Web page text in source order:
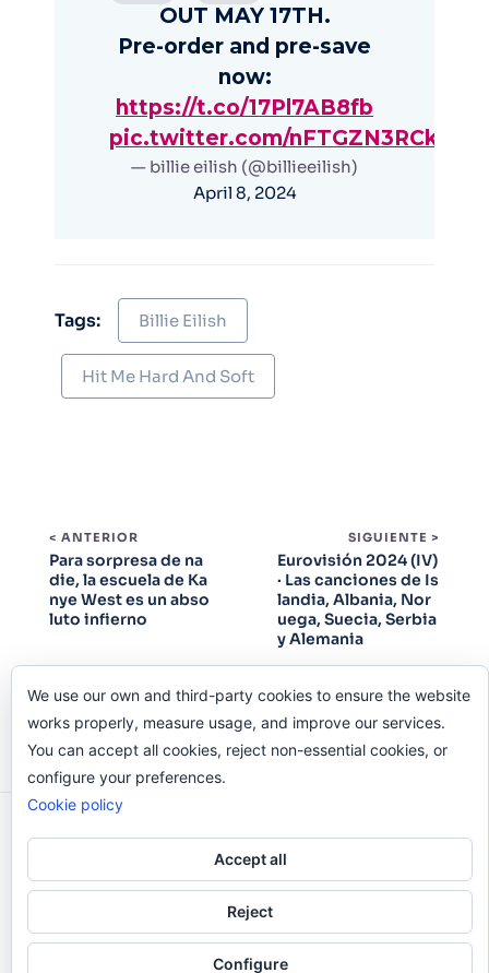
OUT MAY 17TH.
Pre-order and pre-save
now:
https://t.co/17Pl7AB8fb
pic.twitter.com/nFTGZN3RCk
— billie eilish (@billieeilish)
April 8, 2024
Tags: Billie Eilish
Hit Me Hard And Soft
< ANTERIOR
Para sorpresa de na
die, la escuela de Ka
nye West es un abso
luto infierno
SIGUIENTE >
Eurovisión 2024 (IV)
· Las canciones de Is
landia, Albania, Nor
uega, Suecia, Serbia
y Alemania
Odi O'Malley © 2016-2025. Todos Los Derechos
Reservados.
We use our own and third-party cookies to ensure the website
works properly, measure usage, and improve our services.
You can accept all cookies, reject non-essential cookies, or
configure your preferences.
Cookie policy
Accept all
Reject
Configure